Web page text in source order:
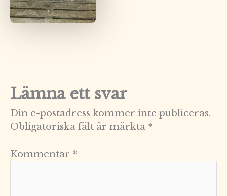
Lämna ett svar
Din e-postadress kommer inte publiceras.
Obligatoriska fält är märkta *
Kommentar *